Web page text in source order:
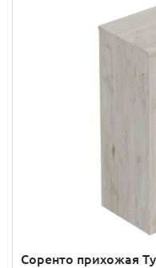
Соренто прихожая